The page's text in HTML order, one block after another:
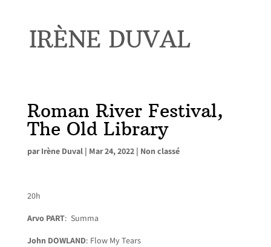
Roman River Festival,
The Old Library
parIrène Duval| Mar 24, 2022| Non classé
20h
Arvo PART: Summa
John DOWLAND: Flow My Tears